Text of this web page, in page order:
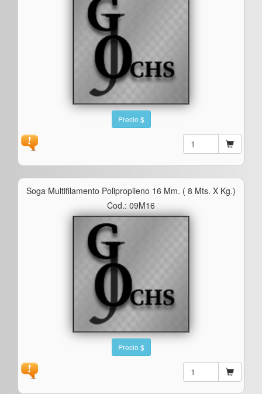
Precio $
Soga Multifilamento Polipropileno 16 Mm. ( 8 Mts. X Kg.)
Cod.: 09M16
Precio $